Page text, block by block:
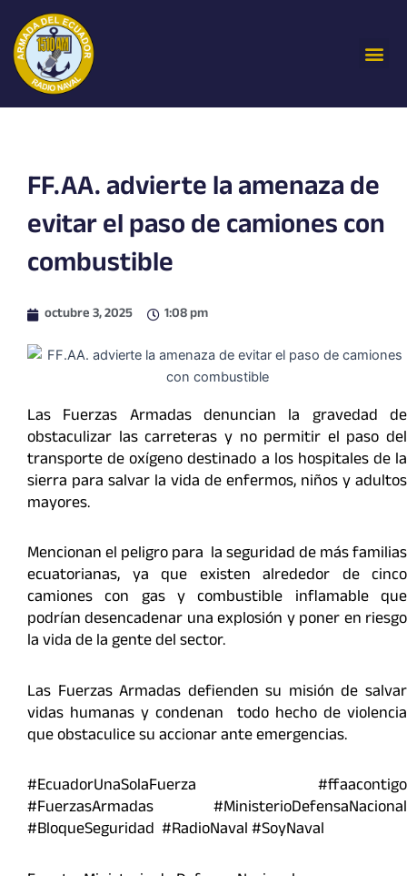
contenido
FF.AA. advierte la amenaza de
evitar el paso de camiones con
combustible
octubre 3, 2025 1:08 pm
Las Fuerzas Armadas denuncian la gravedad de
obstaculizar las carreteras y no permitir el paso del
transporte de oxígeno destinado a los hospitales de la
sierra para salvar la vida de enfermos, niños y adultos
mayores.
Mencionan el peligro para la seguridad de más familias
ecuatorianas, ya que existen alrededor de cinco
camiones con gas y combustible inflamable que
podrían desencadenar una explosión y poner en riesgo
la vida de la gente del sector.
Las Fuerzas Armadas defienden su misión de salvar
vidas humanas y condenan todo hecho de violencia
que obstaculice su accionar ante emergencias.
#EcuadorUnaSolaFuerza #ffaacontigo
#FuerzasArmadas #MinisterioDefensaNacional
#BloqueSeguridad #RadioNaval #SoyNaval